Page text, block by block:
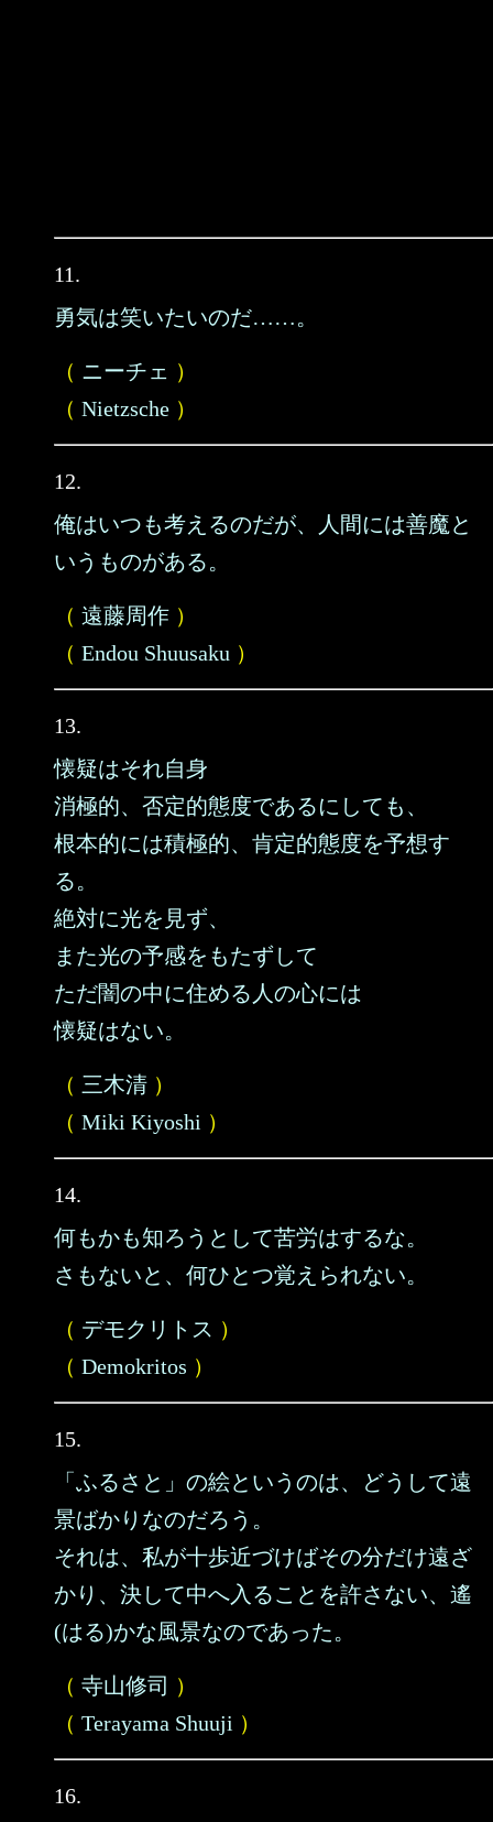
11.
勇気は笑いたいのだ……。
（ ニーチェ ）
（ Nietzsche ）
12.
俺はいつも考えるのだが、人間には善魔と
いうものがある。
（ 遠藤周作 ）
（ Endou Shuusaku ）
13.
懐疑はそれ自身
消極的、否定的態度であるにしても、
根本的には積極的、肯定的態度を予想す
る。
絶対に光を見ず、
また光の予感をもたずして
ただ闇の中に住める人の心には
懐疑はない。
（ 三木清 ）
（ Miki Kiyoshi ）
14.
何もかも知ろうとして苦労はするな。
さもないと、何ひとつ覚えられない。
（ デモクリトス ）
（ Demokritos ）
15.
「ふるさと」の絵というのは、どうして遠
景ばかりなのだろう。
それは、私が十歩近づけばその分だけ遠ざ
かり、決して中へ入ることを許さない、遙
(はる)かな風景なのであった。
（ 寺山修司 ）
（ Terayama Shuuji ）
16.